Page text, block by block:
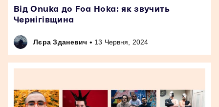
Від Onuka до Foa Hoka: як звучить
Чернігівщина
Лєра Зданевич • 13 Червня, 2024